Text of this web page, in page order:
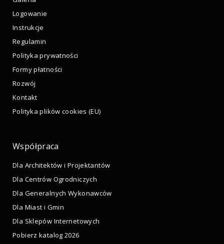
Logowanie
Instrukcje
Regulamin
Polityka prywatności
Formy płatności
Rozwój
Kontakt
Polityka plików cookies (EU)
Współpraca
Dla Architektów i Projektantów
Dla Centrów Ogrodniczych
Dla Generalnych Wykonawców
Dla Miast i Gmin
Dla Sklepów Internetowych
Pobierz katalog 2026